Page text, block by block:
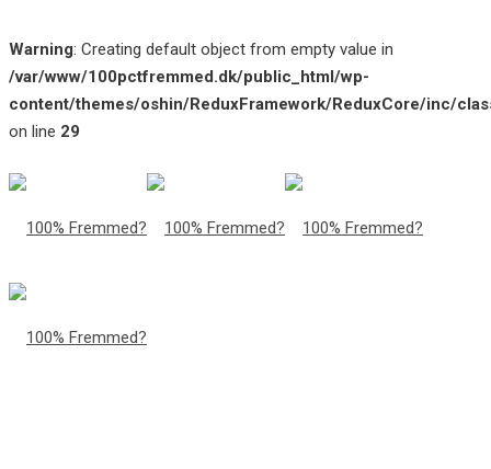
Warning: Creating default object from empty value in
/var/www/100pctfremmed.dk/public_html/wp-
content/themes/oshin/ReduxFramework/ReduxCore/inc/
on line 29